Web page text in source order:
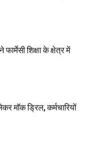
शिक्षा के क्षेत्र में
मॉक ड्रिल, कर्मचारियों